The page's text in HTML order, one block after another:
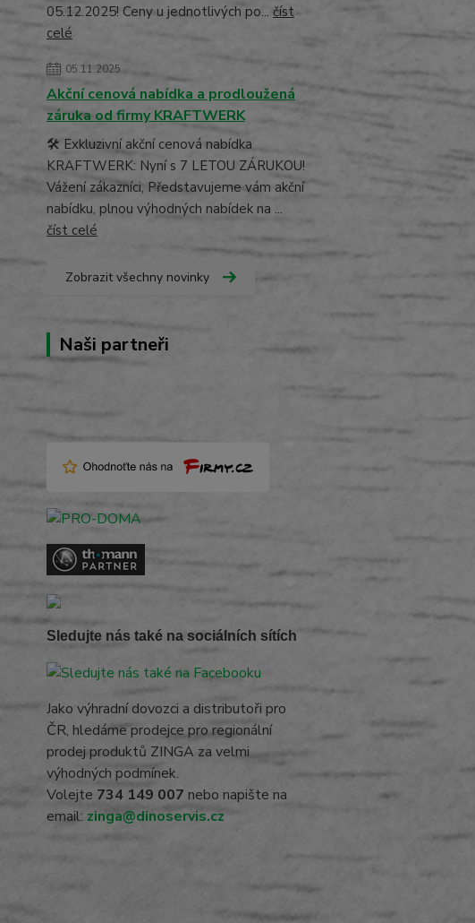
05.12.2025! Ceny u jednotlivých po... číst
celé
05.11.2025
Akční cenová nabídka a prodloužená
záruka od firmy KRAFTWERK
🛠️ Exkluzivní akční cenová nabídka
KRAFTWERK: Nyní s 7 LETOU ZÁRUKOU!
Vážení zákazníci, Představujeme vám akční
nabídku, plnou výhodných nabídek na ...
číst celé
Zobrazit všechny novinky
Naši partneři
Sledujte nás také na sociálních sítích
Jako výhradní dovozci a distributoři pro
ČR, hledáme prodejce pro regionální
prodej produktů ZINGA za velmi
výhodných podmínek.
Volejte 734 149 007 nebo napište na
email: zinga@dinoservis.cz